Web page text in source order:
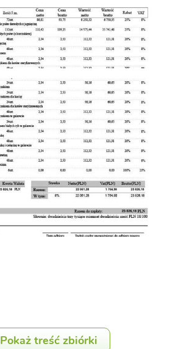
Pokaż treść zbiórki